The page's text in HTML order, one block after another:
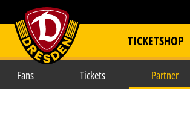
item.title TICKETSHOP
Fans Tickets Partner